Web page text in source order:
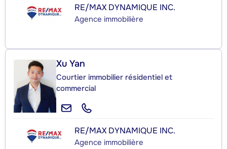
RE/MAX DYNAMIQUE INC.
Agence immobilière
Xu Yan
Courtier immobilier résidentiel et
commercial
RE/MAX DYNAMIQUE INC.
Agence immobilière